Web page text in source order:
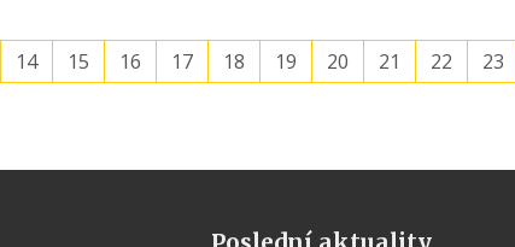
14 15 16 17 18 19 20 21 22 23